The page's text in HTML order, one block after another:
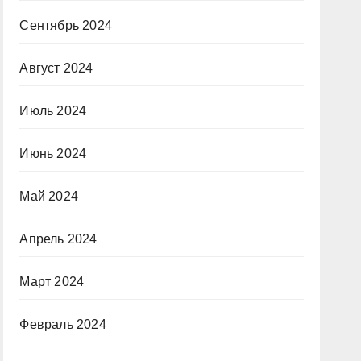
Сентябрь 2024
Август 2024
Июль 2024
Июнь 2024
Май 2024
Апрель 2024
Март 2024
Февраль 2024